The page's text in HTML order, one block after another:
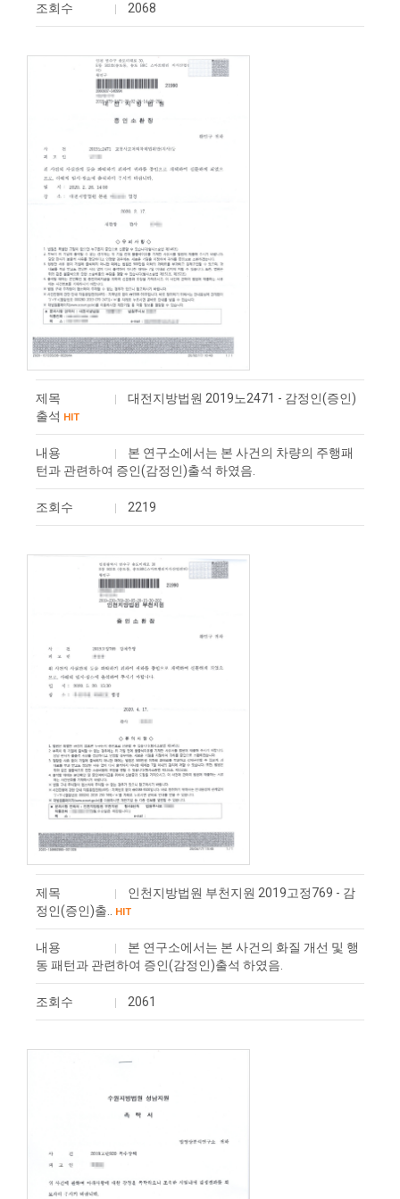
조회수 2068
제목
대전지방법원 2019노2471 - 감정인(증인)
출석 HIT
내용
본 연구소에서는 본 사건의 차량의 주행패
턴과 관련하여 ​증인(감정인)출석 하였음.
조회수 2219
제목
인천지방법원 부천지원 2019고정769 - 감
정인(증인)출..
HIT
내용
본 연구소에서는 본 사건의 화질 개선 및 행
동 패턴과 관련하여 ​증인(감정인)출석 하였음.
조회수 2061